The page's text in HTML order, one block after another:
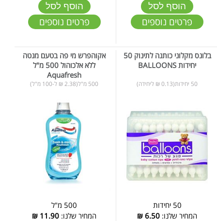
הוסף לסל
פרטים נוספים
הוסף לסל
פרטים נוספים
בלונס מקלוני כותנה לתינוק 50
יחידות BALLOONS
50 יחידות(0.13 ₪ ליחידה)
50 יחידות
המחיר שלנו: 6.50
₪
אקוהפרש מי פה בטעם מנטה
ללא אלכוהול 500 מ"ל
Aquafresh
500 מ"ל(2.38 ₪ ל-100 מ"ל)
500 מ"ל
המחיר שלנו: 11.90
₪